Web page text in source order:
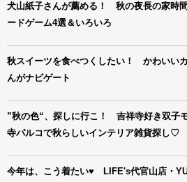
犬山紙子さんが薦める！ 秋の夜長の家時
ードゲーム4選＆いろいろ
秋スイーツを食べつくしたい！ かわいい
んがナビゲート
”秋の色“、探しに行こ！ 吉祥寺好き双子
寺パルコで秋らしいインテリア雑貨探し♡
今年は、こう着たい♥ LIFE's代官山店・